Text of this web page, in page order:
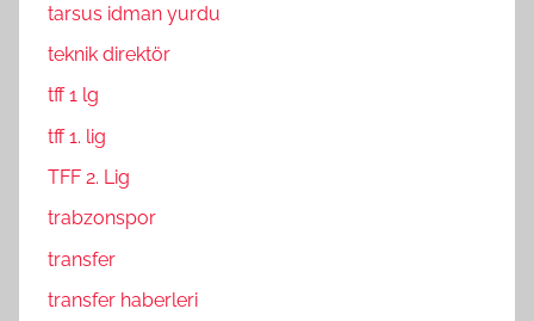
tarsus idman yurdu
teknik direktör
tff 1 lg
tff 1. lig
TFF 2. Lig
trabzonspor
transfer
transfer haberleri